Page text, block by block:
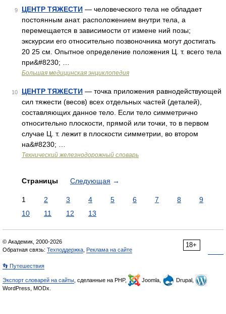
9 ЦЕНТР ТЯЖЕСТИ — человеческого тела не обладает
постоянным анат. расположением внутри тела, а
перемещается в зависимости от измене ний позы;
экскурсии его относительно позвоночника могут достигать
20 25 см. Опытное определение положения Ц. т. всего тела
при&#8230; …
Большая медицинская энциклопедия
10 ЦЕНТР ТЯЖЕСТИ — точка приложения равнодействующей
сил тяжести (весов) всех отдельных частей (деталей),
составляющих данное тело. Если тело симметрично
относительно плоскости, прямой или точки, то в первом
случае Ц. т. лежит в плоскости симметрии, во втором
на&#8230; …
Технический железнодорожный словарь
Страницы Следующая →
1 2 3 4 5 6 7 8
9
10
11 12 13
18+
© Академик, 2000-2026
Обратная связь: Техподдержка Реклама на сайте
👣 Путешествия
Экспорт словарей на сайты , сделанные на PHP, Joomla,
Drupal,
WordPress, MODx.